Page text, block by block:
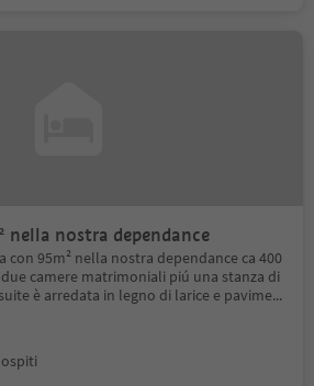
nella nostra dependance
con 95m² nella nostra dependance ca 400
camere matrimoniali piú una stanza di
è arredata in legno di larice e pavime...
ospiti